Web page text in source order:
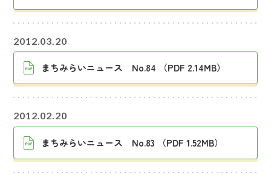
2012.03.20
まちみらいニュース No.84 （PDF 2.14MB）
2012.02.20
まちみらいニュース No.83 （PDF 1.52MB）